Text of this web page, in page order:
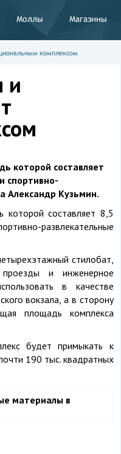
Моллы Магазины
комплексом
и
которой составляет
спортивно-
Александр Кузьмин.
которой составляет 8,5
развлекательные
стилобат,
и инженерное
в качестве
вокзала, а в сторону
площадь комплекса
будет примыкать к
190 тыс. квадратных
материалы в